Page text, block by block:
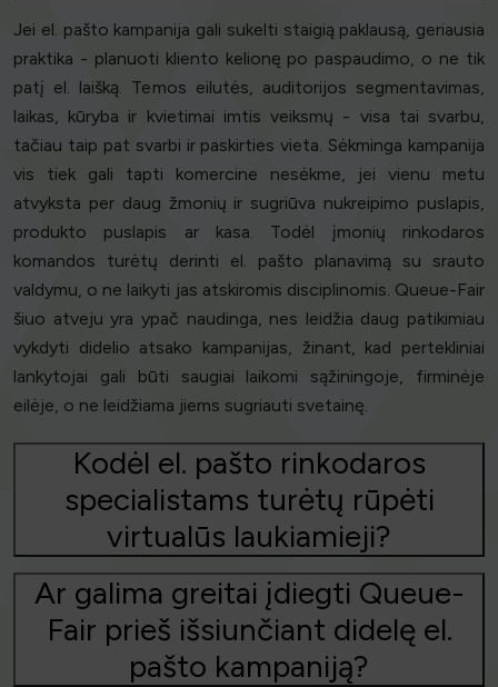
Jei el. pašto kampanija gali sukelti staigią paklausą, geriausia
praktika - planuoti kliento kelionę po paspaudimo, o ne tik
patį el. laišką. Temos eilutės, auditorijos segmentavimas,
laikas, kūryba ir kvietimai imtis veiksmų - visa tai svarbu,
tačiau taip pat svarbi ir paskirties vieta. Sėkminga kampanija
vis tiek gali tapti komercine nesėkme, jei vienu metu
atvyksta per daug žmonių ir sugriūva nukreipimo puslapis,
produkto puslapis ar kasa. Todėl įmonių rinkodaros
komandos turėtų derinti el. pašto planavimą su srauto
valdymu, o ne laikyti jas atskiromis disciplinomis. Queue-Fair
šiuo atveju yra ypač naudinga, nes leidžia daug patikimiau
vykdyti didelio atsako kampanijas, žinant, kad pertekliniai
lankytojai gali būti saugiai laikomi sąžiningoje, firminėje
eilėje, o ne leidžiama jiems sugriauti svetainę.
Kodėl el. pašto rinkodaros
specialistams turėtų rūpėti
virtualūs laukiamieji?
Ar galima greitai įdiegti Queue-
Fair prieš išsiunčiant didelę el.
pašto kampaniją?